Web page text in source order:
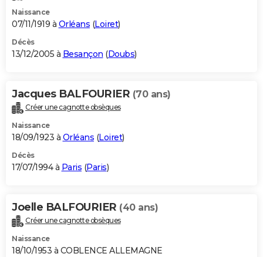
Naissance
07/11/1919 à Orléans (Loiret)
Décès
13/12/2005 à Besançon (Doubs)
Jacques BALFOURIER (70 ans)
Créer une cagnotte obsèques
Naissance
18/09/1923 à Orléans (Loiret)
Décès
17/07/1994 à Paris (Paris)
Joelle BALFOURIER (40 ans)
Créer une cagnotte obsèques
Naissance
18/10/1953 à COBLENCE ALLEMAGNE